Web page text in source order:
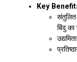
Key
बिंदु का